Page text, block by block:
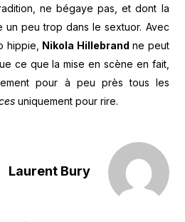
ne bégaye pas, et dont la
peu trop dans le sextuor. Avec
hippie, Nikola Hillebrand ne peut
ce que la mise en scène en fait,
pour à peu près tous les
uniquement pour rire.
Laurent Bury